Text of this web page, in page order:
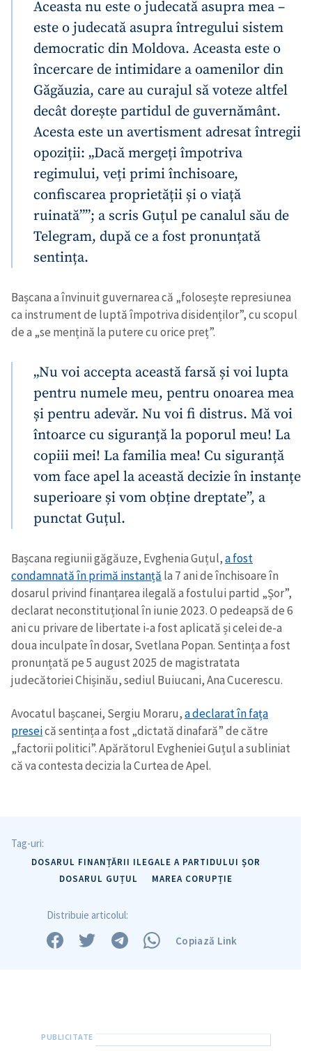
Aceasta nu este o judecată asupra mea –
este o judecată asupra întregului sistem
democratic din Moldova. Aceasta este o
încercare de intimidare a oamenilor din
Găgăuzia, care au curajul să voteze altfel
decât dorește partidul de guvernământ.
Acesta este un avertisment adresat întregii
opoziții: „Dacă mergeți împotriva
regimului, veți primi închisoare,
confiscarea proprietății și o viață
ruinată””; a scris Guțul pe canalul său de
Telegram, după ce a fost pronunțată
sentința.
Bașcana a învinuit guvernarea că „folosește represiunea
ca instrument de luptă împotriva disidenților”, cu scopul
de a „se mențină la putere cu orice preț”.
„Nu voi accepta această farsă și voi lupta
pentru numele meu, pentru onoarea mea
și pentru adevăr. Nu voi fi distrus. Mă voi
întoarce cu siguranță la poporul meu! La
copiii mei! La familia mea! Cu siguranță
vom face apel la această decizie în instanțe
superioare și vom obține dreptate”, a
punctat Guțul.
Bașcana regiunii găgăuze, Evghenia Guțul,a fost
condamnată în primă instanță la 7 ani de închisoare în
dosarul privind finanțarea ilegală a fostului partid „Șor”,
declarat neconstituțional în iunie 2023. O pedeapsă de 6
ani cu privare de libertate i-a fost aplicată și celei de-a
doua inculpate în dosar, Svetlana Popan. Sentința a fost
pronunțată pe 5 august 2025 de magistratata
judecătoriei Chișinău, sediul Buiucani, Ana Cucerescu.
Avocatul bașcanei, Sergiu Moraru,a declarat în fața
preseică sentința a fost „dictată dinafară” de către
„factorii politici”. Apărătorul Evgheniei Guțul a subliniat
că va contesta decizia la Curtea de Apel.
Tag-uri:
DOSARUL FINANȚĂRII ILEGALE A PARTIDULUI ȘOR
DOSARUL GUȚUL
MAREA CORUPȚIE
Distribuie articolul:
Copiază Link